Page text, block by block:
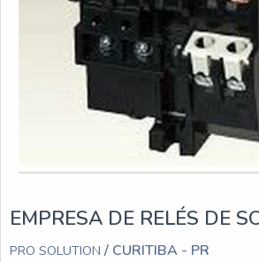
EMPRESA DE RELÉS DE
PRO SOLUTION / CURITIBA - PR